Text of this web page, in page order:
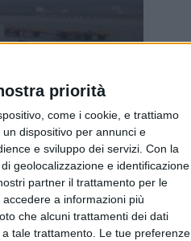
priorità
come i cookie, e trattiamo
dispositivo per annunci e
e sviluppo dei servizi. Con la
geolocalizzazione e identificazione
partner il trattamento per le
a informazioni più
che alcuni trattamenti dei dati
tale trattamento. Le tue preferenze